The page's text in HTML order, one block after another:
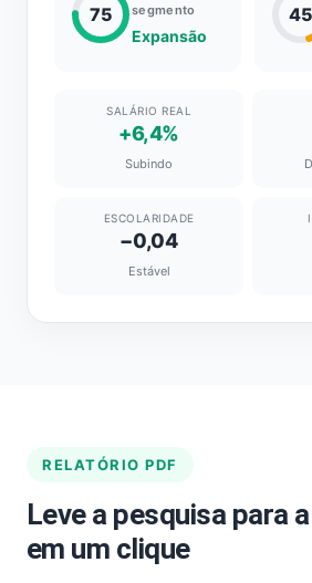
75
segmento
Expansão
45
SALÁRIO REAL
+6,4%
Subindo
ESCOLARIDADE
−0,04
Estável
RELATÓRIO PDF
Leve a pesquisa para
em um clique